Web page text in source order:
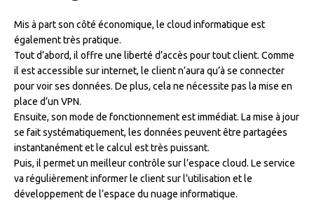
Mis à part son côté économique, le cloud informatique est
également très pratique.
Tout d’abord, il offre une liberté d’accès pour tout client. Comme
il est accessible sur internet, le client n’aura qu’à se connecter
pour voir ses données. De plus, cela ne nécessite pas la mise en
place d’un VPN.
Ensuite, son mode de fonctionnement est immédiat. La mise à jour
se fait systématiquement, les données peuvent être partagées
instantanément et le calcul est très puissant.
Puis, il permet un meilleur contrôle sur l’espace cloud. Le service
va régulièrement informer le client sur l’utilisation et le
développement de l’espace du nuage informatique.